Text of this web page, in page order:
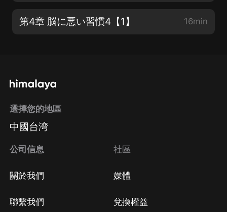
第4章 脳に悪い習慣4【1】 16min
選擇您的地區
中國台湾
公司信息
關於我們
聯繫我們
社區
媒體
兌換權益